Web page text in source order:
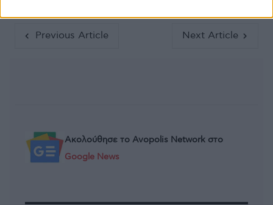
Previous Article Next Article
Ακολούθησε το Avopolis Network στο
Google News